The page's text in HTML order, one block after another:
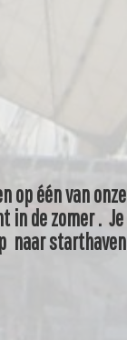
op één van onze
in de zomer . Je
naar starthaven